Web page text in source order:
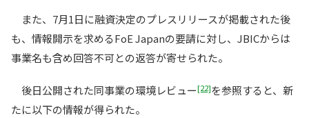
また、7月1日に融資決定のプレスリリースが掲載された後
も、情報開示を求めるFoE Japanの要請に対し、JBICからは
事業名も含め回答不可との返答が寄せられた。
後日公開された同事業の環境レビュー[22]を参照すると、新
たに以下の情報が得られた。